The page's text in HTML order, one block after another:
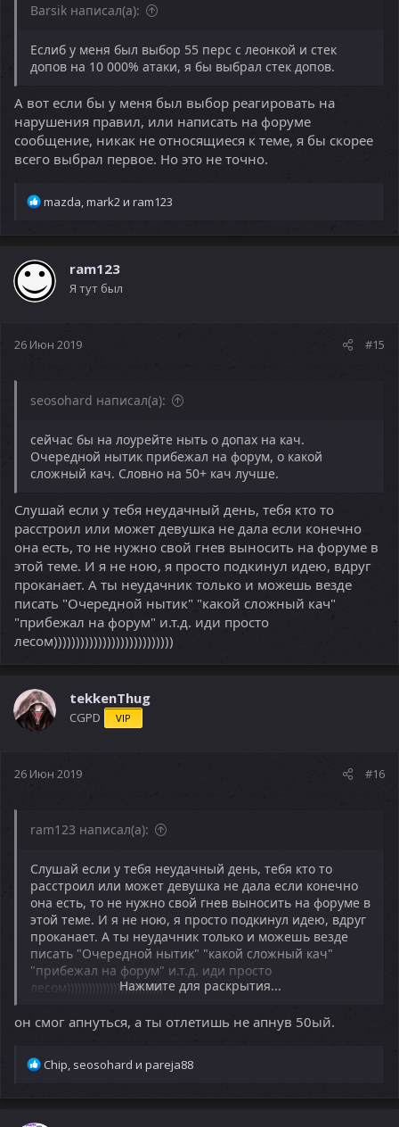
Barsik написал(а):
Еслиб у меня был выбор 55 перс с леонкой и стек
допов на 10 000% атаки, я бы выбрал стек допов.
А вот если бы у меня был выбор реагировать на
нарушения правил, или написать на форуме
сообщение, никак не относящиеся к теме, я бы скорее
всего выбрал первое. Но это не точно.
Р
а
ц
и
и
mazda mark2 и ram123
ram123
Я тут был
26 Июн 2019 #15
seosohard написал(а):
сейчас бы на лоурейте ныть о допах на кач.
Очередной нытик прибежал на форум, о какой
сложный кач. Словно на 50+ кач лучше.
Слушай если у тебя неудачный день, тебя кто то
расстроил или может девушка не дала если конечно
она есть, то не нужно свой гнев выносить на форуме в
этой теме. И я не ною, я просто подкинул идею, вдруг
проканает. А ты неудачник только и можешь везде
писать "Очередной нытик" "какой сложный кач"
"прибежал на форум" и.т.д. иди просто
лесом)))))))))))))))))))))))))))
tekkenThug
CGPD VIP
26 Июн 2019 #16
ram123 написал(а):
Слушай если у тебя неудачный день, тебя кто то
расстроил или может девушка не дала если конечно
она есть, то не нужно свой гнев выносить на форуме в
этой теме. И я не ною, я просто подкинул идею, вдруг
проканает. А ты неудачник только и можешь везде
писать "Очередной нытик" "какой сложный кач"
"прибежал на форум" и.т.д. иди просто
лесом)))))))))))))))))))))))))))Нажмите для раскрытия...
он смог апнуться, а ты отлетишь не апнув 50ый.
Р
а
Chip seosohard и pareja88